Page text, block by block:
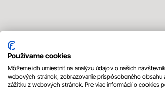
Mohlo by sa
Používame cookies
Môžeme ich umiestniť na analýzu údajov o našich
webových stránok, zobrazovanie prispôsobeného obsahu
zážitku z webových stránok. Pre viac informácií o cookies